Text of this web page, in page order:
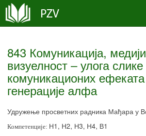
843 Комуникација,
визуелност – улога
комуникационих
генерације алфа
Удружење просветних радника Мађара у
Компетенције: Н1, Н2, Н3, Н4, В1